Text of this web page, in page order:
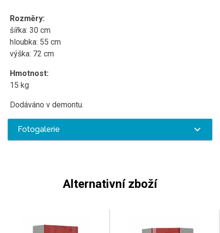
Rozměry:
šířka: 30 cm
hloubka: 55 cm
výška: 72 cm
Hmotnost:
15 kg
Dodáváno v demontu.
Fotogalerie
Alternativní zboží